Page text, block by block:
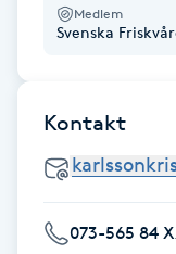
Friskvård
Friskvårdsmassage
Frisör
Medlem
Svenska
Kontakt
073-565 84